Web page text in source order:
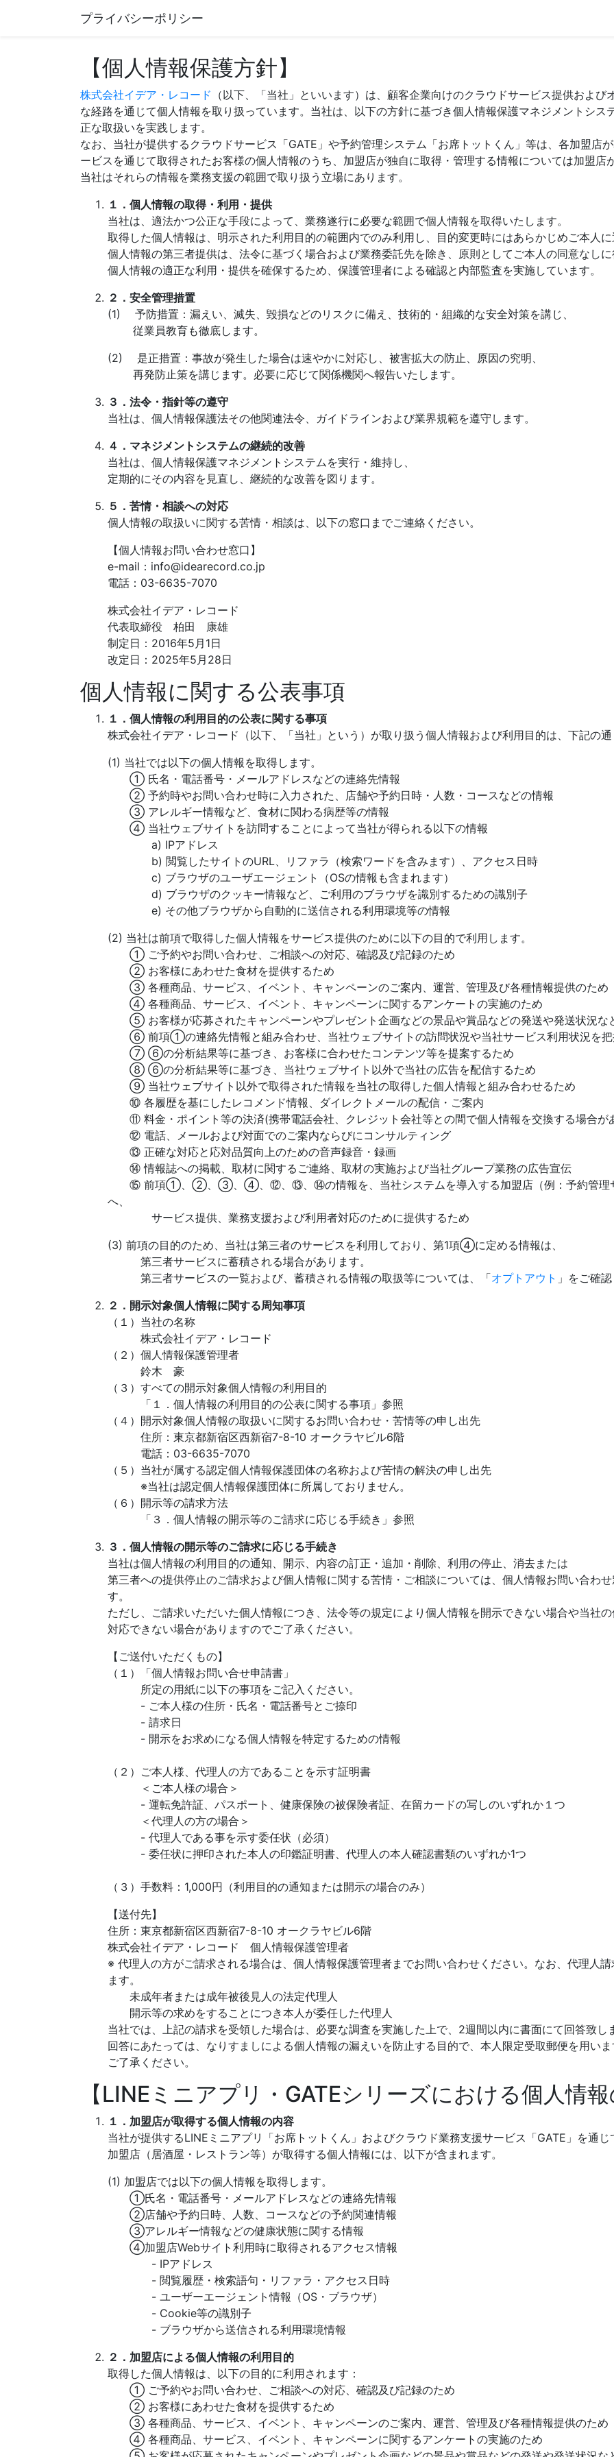
プライバシーポリシー
【個人情報保護方針】
株式会社イデア・レコード （以下、「当社」といいます）は、顧客企業向けのクラウドサービス提供およ
な経路を通じて個人情報を取り扱っています。当社は、以下の方針に基づき個人情報保護マネジメントシ
正な取扱いを実践します。
なお、当社が提供するクラウドサービス「GATE」や予約管理システム「お席トットくん」等は、各加盟店
ービスを通じて取得されたお客様の個人情報のうち、加盟店が独自に取得・管理する情報については加盟
当社はそれらの情報を業務支援の範囲で取り扱う立場にあります。
１．個人情報の取得・利用・提供
当社は、適法かつ公正な手段によって、業務遂行に必要な範囲で個人情報を取得いたします。
取得した個人情報は、明示された利用目的の範囲内でのみ利用し、目的変更時にはあらかじめご本人
個人情報の第三者提供は、法令に基づく場合および業務委託先を除き、原則としてご本人の同意なし
個人情報の適正な利用・提供を確保するため、保護管理者による確認と内部監査を実施しています。
２．安全管理措置
(1) 予防措置：漏えい、滅失、毀損などのリスクに備え、技術的・組織的な安全対策を講じ、
従業員教育も徹底します。
(2) 是正措置：事故が発生した場合は速やかに対応し、被害拡大の防止、原因の究明、
再発防止策を講じます。必要に応じて関係機関へ報告いたします。
３．法令・指針等の遵守
当社は、個人情報保護法その他関連法令、ガイドラインおよび業界規範を遵守します。
４．マネジメントシステムの継続的改善
当社は、個人情報保護マネジメントシステムを実行・維持し、
定期的にその内容を見直し、継続的な改善を図ります。
５．苦情・相談への対応
個人情報の取扱いに関する苦情・相談は、以下の窓口までご連絡ください。
【個人情報お問い合わせ窓口】
e-mail：info@idearecord.co.jp
電話：03-6635-7070
株式会社イデア・レコード
代表取締役 柏田 康雄
制定日：2016年5月1日
改定日：2025年5月28日
個人情報に関する公表事項
１．個人情報の利用目的の公表に関する事項
株式会社イデア・レコード（以下、「当社」という）が取り扱う個人情報および利用目的は、下記の
(1) 当社では以下の個人情報を取得します。
① 氏名・電話番号・メールアドレスなどの連絡先情報
② 予約時やお問い合わせ時に入力された、店舗や予約日時・人数・コースなどの情報
③ アレルギー情報など、食材に関わる病歴等の情報
④ 当社ウェブサイトを訪問することによって当社が得られる以下の情報
a) IPアドレス
b) 閲覧したサイトのURL、リファラ（検索ワードを含みます）、アクセス日時
c) ブラウザのユーザエージェント（OSの情報も含まれます）
d) ブラウザのクッキー情報など、ご利用のブラウザを識別するための識別子
e) その他ブラウザから自動的に送信される利用環境等の情報
(2) 当社は前項で取得した個人情報をサービス提供のために以下の目的で利用します。
① ご予約やお問い合わせ、ご相談への対応、確認及び記録のため
② お客様にあわせた食材を提供するため
③ 各種商品、サービス、イベント、キャンペーンのご案内、運営、管理及び各種情報提供のため
④ 各種商品、サービス、イベント、キャンペーンに関するアンケートの実施のため
⑤ お客様が応募されたキャンペーンやプレゼント企画などの景品や賞品などの発送や発送状況な
⑥ 前項①の連絡先情報と組み合わせ、当社ウェブサイトの訪問状況や当社サービス利用状況を把
⑦ ⑥の分析結果等に基づき、お客様に合わせたコンテンツ等を提案するため
⑧ ⑥の分析結果等に基づき、当社ウェブサイト以外で当社の広告を配信するため
⑨ 当社ウェブサイト以外で取得された情報を当社の取得した個人情報と組み合わせるため
⑩ 各履歴を基にしたレコメンド情報、ダイレクトメールの配信・ご案内
⑪ 料金・ポイント等の決済(携帯電話会社、クレジット会社等との間で個人情報を交換する場合が
⑫ 電話、メールおよび対面でのご案内ならびにコンサルティング
⑬ 正確な対応と応対品質向上のための音声録音・録画
⑭ 情報誌への掲載、取材に関するご連絡、取材の実施および当社グループ業務の広告宣伝
⑮ 前項①、②、③、④、⑫、⑬、⑭の情報を、当社システムを導入する加盟店（例：予約管理サ
へ、
サービス提供、業務支援および利用者対応のために提供するため
(3) 前項の目的のため、当社は第三者のサービスを利用しており、第1項④に定める情報は、
第三者サービスに蓄積される場合があります。
第三者サービスの一覧および、蓄積される情報の取扱等については、「オプトアウト 」をご確
２．開示対象個人情報に関する周知事項
（１）当社の名称
株式会社イデア・レコード
（２）個人情報保護管理者
鈴木 豪
（３）すべての開示対象個人情報の利用目的
「１．個人情報の利用目的の公表に関する事項」参照
（４）開示対象個人情報の取扱いに関するお問い合わせ・苦情等の申し出先
住所：東京都新宿区西新宿7-8-10 オークラヤビル6階
電話：03-6635-7070
（５）当社が属する認定個人情報保護団体の名称および苦情の解決の申し出先
※当社は認定個人情報保護団体に所属しておりません。
（６）開示等の請求方法
「３．個人情報の開示等のご請求に応じる手続き」参照
３．個人情報の開示等のご請求に応じる手続き
当社は個人情報の利用目的の通知、開示、内容の訂正・追加・削除、利用の停止、消去または
第三者への提供停止のご請求および個人情報に関する苦情・ご相談については、個人情報お問い合
す。
ただし、ご請求いただいた個人情報につき、法令等の規定により個人情報を開示できない場合や当社
対応できない場合がありますのでご了承ください。
【ご送付いただくもの】
（１）「個人情報お問い合せ申請書」
所定の用紙に以下の事項をご記入ください。
- ご本人様の住所・氏名・電話番号とご捺印
- 請求日
- 開示をお求めになる個人情報を特定するための情報
（２）ご本人様、代理人の方であることを示す証明書
＜ご本人様の場合＞
- 運転免許証、パスポート、健康保険の被保険者証、在留カードの写しのいずれか１つ
＜代理人の方の場合＞
- 代理人である事を示す委任状（必須）
- 委任状に押印された本人の印鑑証明書、代理人の本人確認書類のいずれか1つ
（３）手数料：1,000円（利用目的の通知または開示の場合のみ）
【送付先】
住所：東京都新宿区西新宿7-8-10 オークラヤビル6階
株式会社イデア・レコード 個人情報保護管理者
※ 代理人の方がご請求される場合は、個人情報保護管理者までお問い合わせください。なお、代理人
ます。
未成年者または成年被後見人の法定代理人
開示等の求めをすることにつき本人が委任した代理人
当社では、上記の請求を受領した場合は、必要な調査を実施した上で、2週間以内に書面にて回答致し
回答にあたっては、なりすましによる個人情報の漏えいを防止する目的で、本人限定受取郵便を用い
ご了承ください。
【LINEミニアプリ・GATEシリーズにおける個人情
１．加盟店が取得する個人情報の内容
当社が提供するLINEミニアプリ「お席トットくん」およびクラウド業務支援サービス「GATE」を通じ
加盟店（居酒屋・レストラン等）が取得する個人情報には、以下が含まれます。
(1) 加盟店では以下の個人情報を取得します。
①氏名・電話番号・メールアドレスなどの連絡先情報
②店舗や予約日時、人数、コースなどの予約関連情報
③アレルギー情報などの健康状態に関する情報
④加盟店Webサイト利用時に取得されるアクセス情報
- IPアドレス
- 閲覧履歴・検索語句・リファラ・アクセス日時
- ユーザーエージェント情報（OS・ブラウザ）
- Cookie等の識別子
- ブラウザから送信される利用環境情報
２．加盟店による個人情報の利用目的
取得した個人情報は、以下の目的に利用されます：
① ご予約やお問い合わせ、ご相談への対応、確認及び記録のため
② お客様にあわせた食材を提供するため
③ 各種商品、サービス、イベント、キャンペーンのご案内、運営、管理及び各種情報提供のため
④ 各種商品、サービス、イベント、キャンペーンに関するアンケートの実施のため